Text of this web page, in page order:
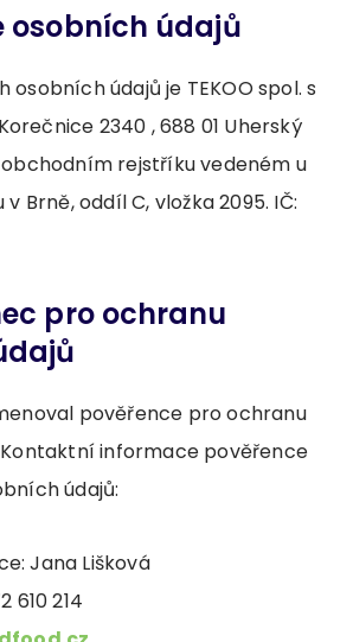
údajů
osobních údajů je TEKOO spol. s
2340 , 688 01 Uherský
obchodním rejstříku vedeném u
Brně, oddíl C, vložka 2095. IČ:
pro ochranu
pověřence pro ochranu
informace pověřence
údajů:
Jana Lišková
610 214